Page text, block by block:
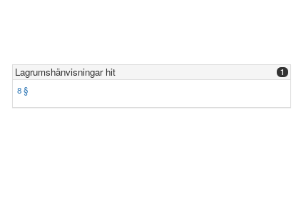
Lagrumshänvisningar hit 1
8 §